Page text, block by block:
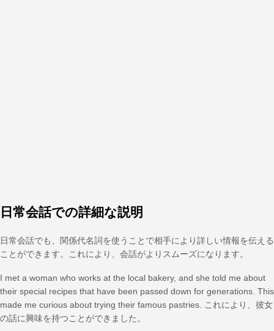
日常会話での詳細な説明
日常会話でも、関係代名詞を使うことで相手により詳しい情報を伝える
ことができます。これにより、会話がよりスムーズになります。
I met a woman who works at the local bakery, and she told me about
their special recipes that have been passed down for generations. This
made me curious about trying their famous pastries. これにより、彼女
の話に興味を持つことができました。